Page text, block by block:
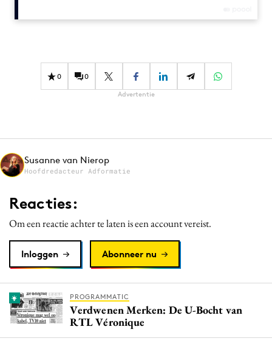
Effectiviteit
Martech
Media
Merkstrategie
Purpose Marketing
Reputatie & crisis
0 0
Advertentie
Susanne van Nierop
Hoofdredacteur Adformatie
Reacties:
Om een reactie achter te laten is een account vereist.
Inloggen Abonneer nu
PROGRAMMATIC
Verdwenen Merken: De U-Bocht van
RTL Véronique